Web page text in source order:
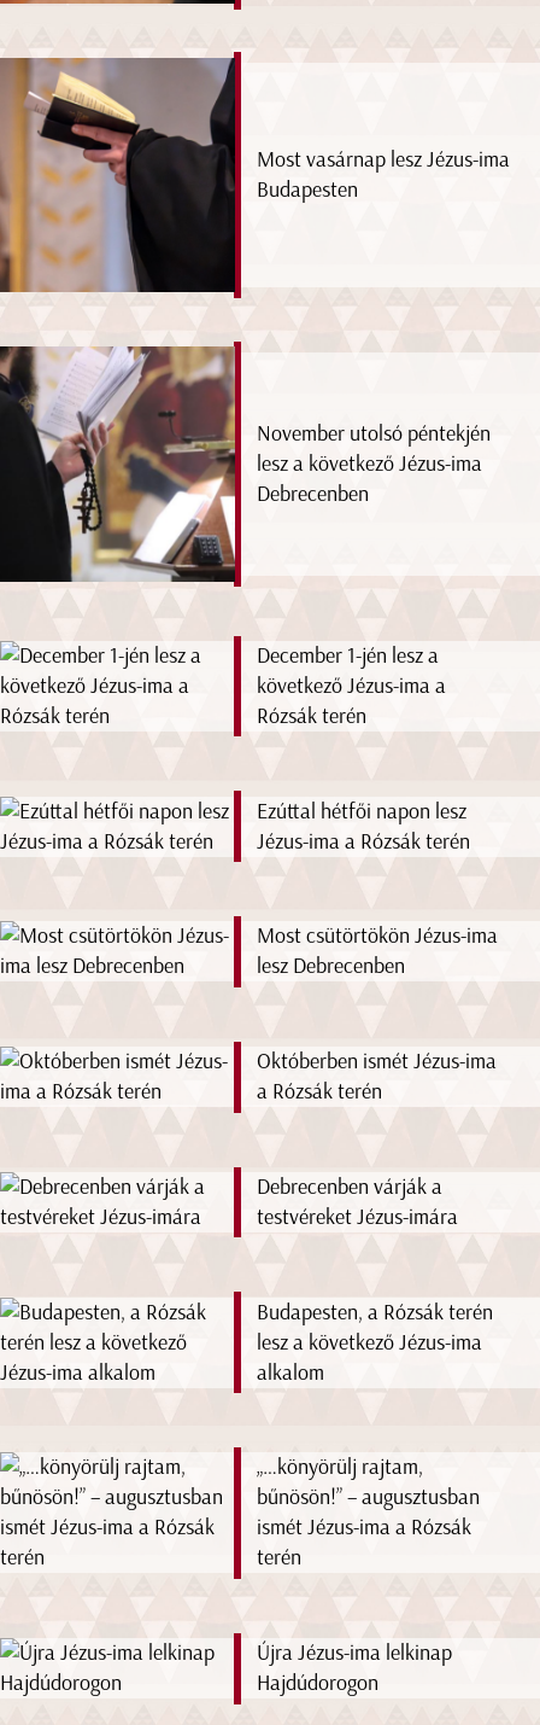
Most vasárnap lesz Jézus-ima
Budapesten
November utolsó péntekjén
lesz a következő Jézus-ima
Debrecenben
December 1-jén lesz a
következő Jézus-ima a
Rózsák terén
Ezúttal hétfői napon lesz
Jézus-ima a Rózsák terén
Most csütörtökön Jézus-ima
lesz Debrecenben
Októberben ismét Jézus-ima
a Rózsák terén
Debrecenben várják a
testvéreket Jézus-imára
Budapesten, a Rózsák terén
lesz a következő Jézus-ima
alkalom
„…könyörülj rajtam,
bűnösön!” – augusztusban
ismét Jézus-ima a Rózsák
terén
Újra Jézus-ima lelkinap
Hajdúdorogon